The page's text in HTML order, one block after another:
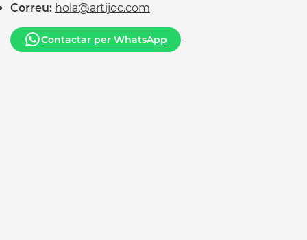
Correu: hola@artijoc.com
Contactar per WhatsApp